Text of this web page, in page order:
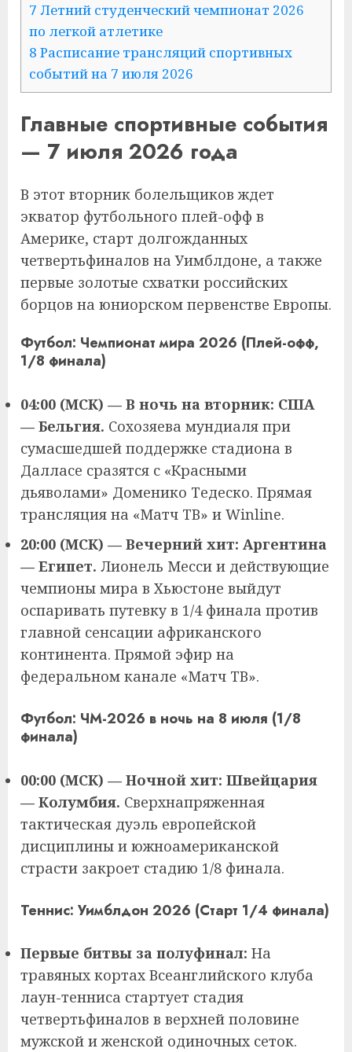
7 Летний студенческий чемпионат 2026
по легкой атлетике
8 Расписание трансляций спортивных
событий на 7 июля 2026
Главные спортивные события
— 7 июля 2026 года
В этот вторник болельщиков ждет
экватор футбольного плей-офф в
Америке, старт долгожданных
четвертьфиналов на Уимблдоне, а также
первые золотые схватки российских
борцов на юниорском первенстве Европы.
Футбол: Чемпионат мира 2026 (Плей-офф,
1/8 финала)
04:00 (МСК) — В ночь на вторник: США
— Бельгия. Сохозяева мундиаля при
сумасшедшей поддержке стадиона в
Далласе сразятся с «Красными
дьяволами» Доменико Тедеско. Прямая
трансляция на «Матч ТВ» и Winline.
20:00 (МСК) — Вечерний хит: Аргентина
— Египет. Лионель Месси и действующие
чемпионы мира в Хьюстоне выйдут
оспаривать путевку в 1/4 финала против
главной сенсации африканского
континента. Прямой эфир на
федеральном канале «Матч ТВ».
Футбол: ЧМ-2026 в ночь на 8 июля (1/8
финала)
00:00 (МСК) — Ночной хит: Швейцария
— Колумбия. Сверхнапряженная
тактическая дуэль европейской
дисциплины и южноамериканской
страсти закроет стадию 1/8 финала.
Теннис: Уимблдон 2026 (Старт 1/4 финала)
Первые битвы за полуфинал: На
травяных кортах Всеанглийского клуба
лаун-тенниса стартует стадия
четвертьфиналов в верхней половине
мужской и женской одиночных сеток.